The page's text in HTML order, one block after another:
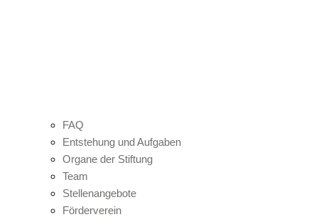
FAQ
Entstehung und Aufgaben
Organe der Stiftung
Team
Stellenangebote
Förderverein